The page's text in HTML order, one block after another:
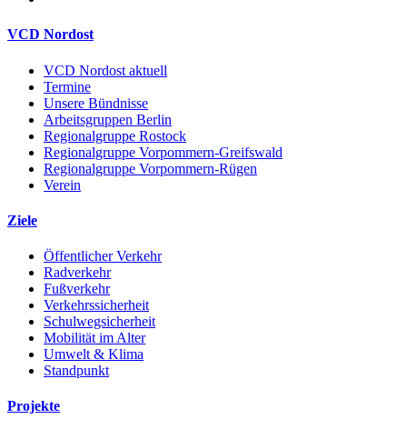
VCD Nordost
VCD Nordost aktuell
Termine
Unsere Bündnisse
Arbeitsgruppen Berlin
Regionalgruppe Rostock
Regionalgruppe Vorpommern-Greifswald
Regionalgruppe Vorpommern-Rügen
Verein
Ziele
Öffentlicher Verkehr
Radverkehr
Fußverkehr
Verkehrssicherheit
Schulwegsicherheit
Mobilität im Alter
Umwelt & Klima
Standpunkt
Projekte